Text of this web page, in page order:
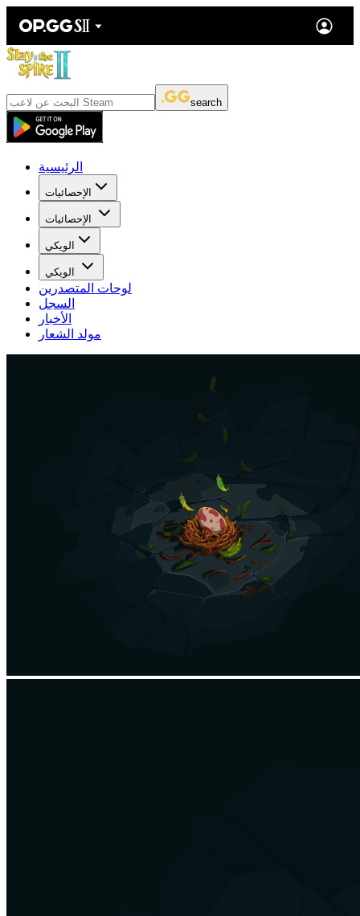
search
الرئيسية
الإحصائيات
الإحصائيات
الويكي
الويكي
لوحات المتصدرين
السجل
الأخبار
مولد الشعار